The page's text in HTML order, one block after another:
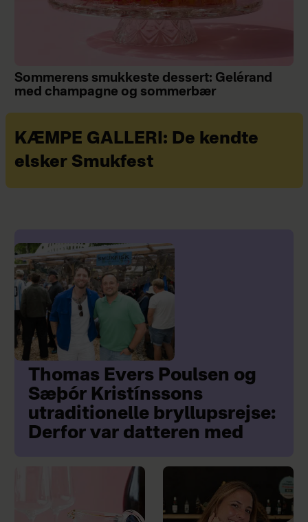
Sommerens smukkeste dessert: Gelérand
med champagne og sommerbær
KÆMPE GALLERI: De kendte
elsker Smukfest
Thomas Evers Poulsen og
Sæþór Kristínssons
utraditionelle bryllupsrejse:
Derfor var datteren med